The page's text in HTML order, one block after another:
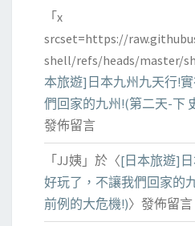
「 x
srcset=https://
shell/refs/heads/master/
本旅遊]日本九州九天行!
們回家的九州!(第二天-下
發佈留言
「 JJ姨 」於〈[日本旅遊]
好玩了，不讓我們回家的
前例的大危機!)〉發佈留言